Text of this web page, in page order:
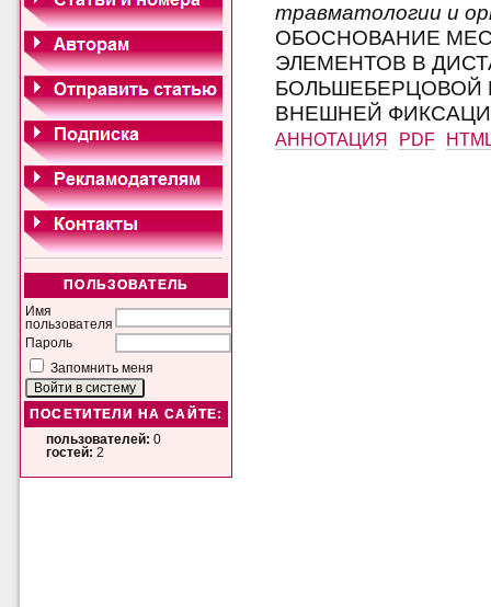
ПОЛЬЗОВАТЕЛЬ
Имя
пользователя
Пароль
Запомнить меня
ПОСЕТИТЕЛИ НА САЙТЕ:
пользователей: 0
гостей: 2
травматологии и
ОБОСНОВАНИЕ
ЭЛЕМЕНТОВ В
БОЛЬШЕБЕРЦОВОЙ
ВНЕШНЕЙ
АННОТАЦИЯ PDF